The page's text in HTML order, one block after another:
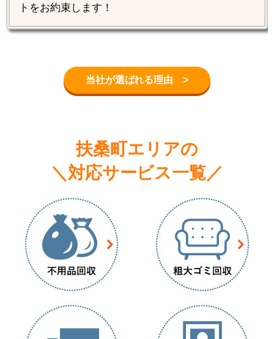
トをお約束します！
当社が選ばれる理由 >
扶桑町エリアの
＼対応サービス一覧／